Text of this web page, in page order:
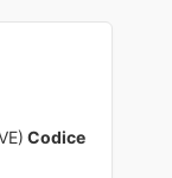
Codice